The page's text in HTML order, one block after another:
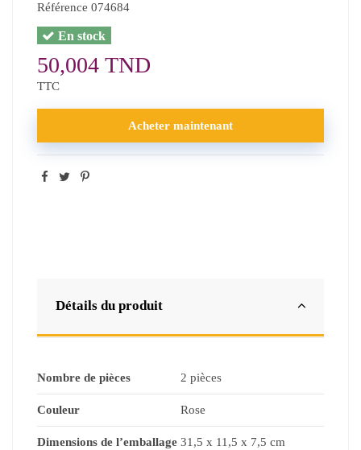
Référence 074684
En stock
50,004 TND
TTC
Acheter maintenant
Détails du produit
Nombre de pièces 2 pièces
Couleur Rose
Dimensions de l’emballage 31,5 x 11,5 x 7,5 cm